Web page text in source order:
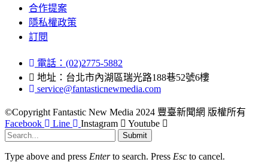
合作提案
隱私權政策
訂閱
電話：(02)2775-5882
地址：台北市內湖區瑞光路188巷52號6樓
service@fantasticnewmedia.com
©Copyright Fantastic New Media 2024 豐臺新聞網 版權所有
Facebook
Line Instagram Youtube
Submit
Type above and press Enterto search. Press Esc to cancel.